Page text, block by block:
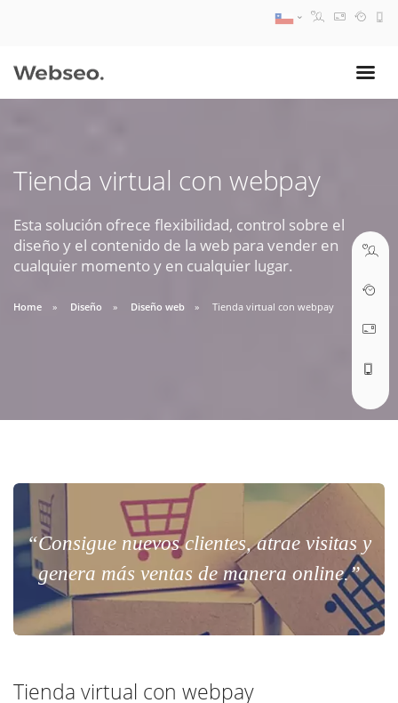
Tienda virtual con webpay
Esta solución ofrece flexibilidad, control sobre el
diseño y el contenido de la web para vender en
cualquier momento y en cualquier lugar.
Home Diseño Diseño web Tienda virtual con webpay
“Consigue nuevos clientes, atrae visitas y
genera más ventas de manera online.”
Tienda virtual con webpay
09:30 AM A 18:30 PM
soporte@webseo.cl
ABRIR TICKET